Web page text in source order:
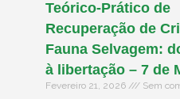
Teórico-Prático de
Recuperação de
Fauna Selvagem:
à libertação – 7 de
Fevereiro 21, 2026 Sem